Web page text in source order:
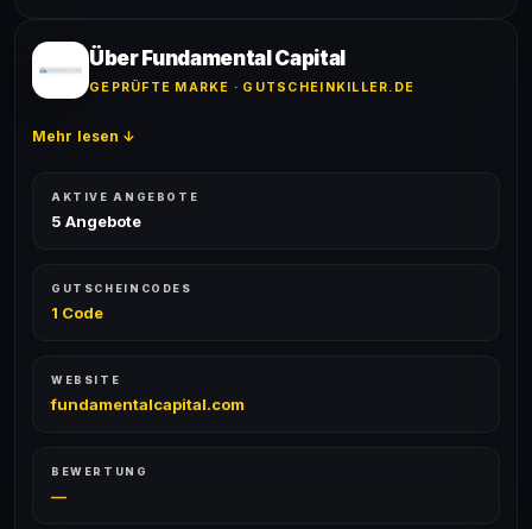
Erfolgsquote wird bei jedem Angebot angezeigt.
Über Fundamental Capital
GEPRÜFTE MARKE · GUTSCHEINKILLER.DE
Mehr lesen ↓
AKTIVE ANGEBOTE
5 Angebote
GUTSCHEINCODES
1 Code
WEBSITE
fundamentalcapital.com
BEWERTUNG
—